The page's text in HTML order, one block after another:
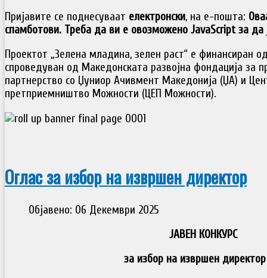
Пријавите се поднесуваат електронски, на е-пошта:
спамботови. Треба да ви е овозможено JavaScript за да
Проектот „Зелена младина, зелен раст“ е финансиран
спроведуван од Македонската развојна фондација за
партнерство со Џуниор Ачивмент Македонија (ЏА) и
претприемништво Можности (ЦЕП Можности).
Оглас за избор на извршен директор
Објавено: 06 Декември 2025
ЈАВЕН КОНКУРС
за избор на извршен